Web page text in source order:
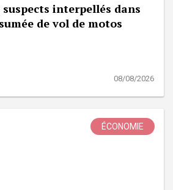
interpellés dans
de vol de motos
08/08/2026
ÉCONOMIE